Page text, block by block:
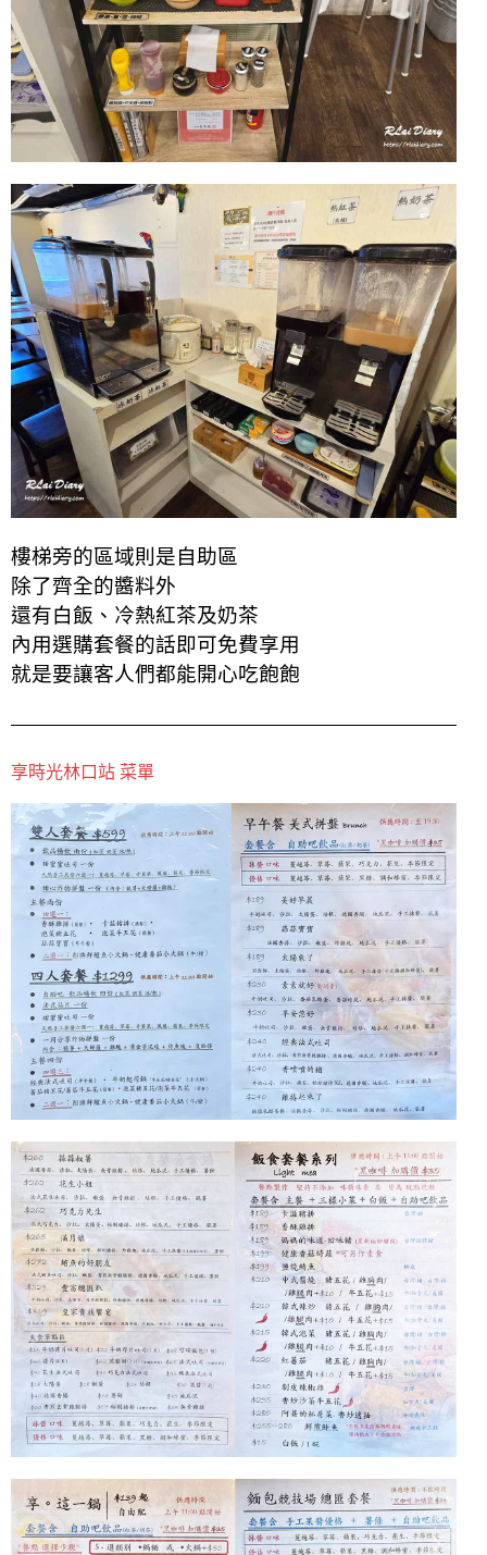
樓梯旁的區域則是自助區
除了齊全的醬料外
還有白飯、冷熱紅茶及奶茶
內用選購套餐的話即可免費享用
就是要讓客人們都能開心吃飽飽
享時光林口站 菜單